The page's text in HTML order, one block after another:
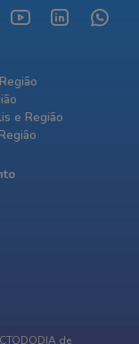
e Região
de